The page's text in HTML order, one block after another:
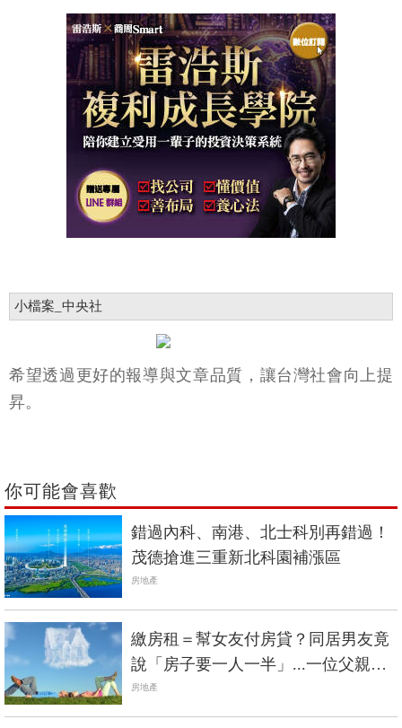
小檔案_中央社
希望透過更好的報導與文章品質，讓台灣社會向上提
昇。
你可能會喜歡
錯過內科、南港、北士科別再錯過！
茂德搶進三重新北科園補漲區
房地產
繳房租＝幫女友付房貸？同居男友竟
說「房子要一人一半」...一位父親對
女兒的勸告：這種男人別嫁
房地產